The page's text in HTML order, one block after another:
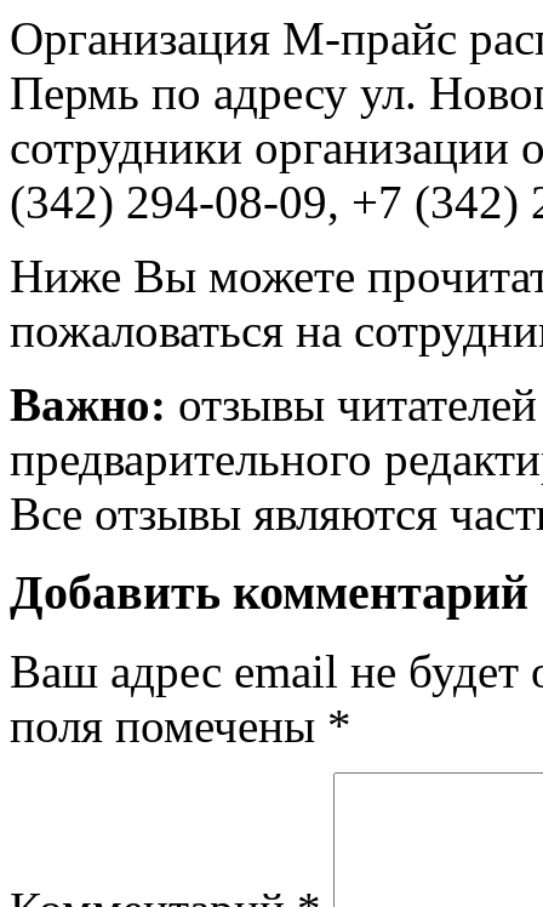
Организация М-прайс
Пермь по адресу ул.
сотрудники организации
(342) 294-08-09, +7 (342)
Ниже Вы можете
пожаловаться на
Важно: отзывы
предварительного
Все отзывы являются
Добавить комментарий
Ваш адрес email не будет
поля помечены *